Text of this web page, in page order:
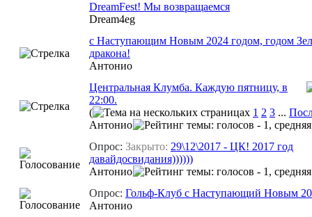
DreamFest! Мы возвращаемся
Dream4eg
с Наступающим Новым 2024 годом, годом
дракона!
Aнтонио
Центральная Клумба. Каждую пятницу, в
22:00.
(
1 2 3 ...
Aнтонио
Опрос: Закрыто: 29\12\2017 - ЦК! 2017 год
давайдосвидания))))))
Aнтонио
Опрос: Гольф-Клуб с Наступающий Новым
Aнтонио